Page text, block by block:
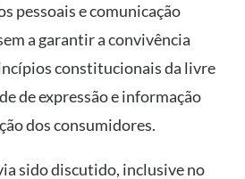
pessoais e comunicação
a garantir a convivência
constitucionais da livre
de expressão e informação
dos consumidores.
sido discutido, inclusive no